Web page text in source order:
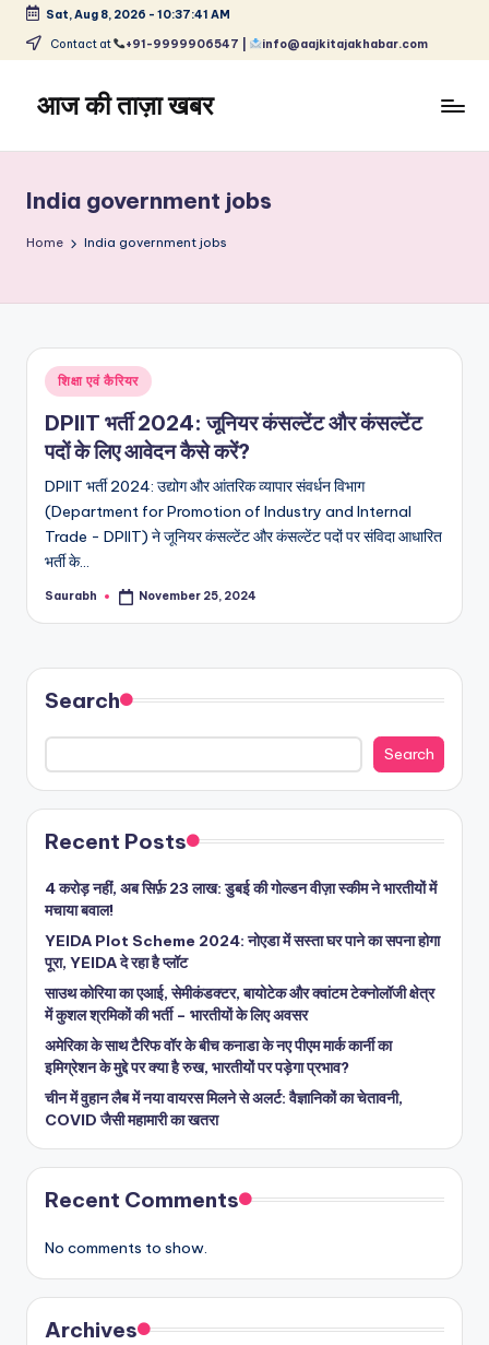
Skip
content
Sat, Aug 8, 2026 - 10:37:42 AM
Contact at +91-9999906547 | info@aajkitajakhabar.com
आज की ताज़ा खबर
ताज़ा
समाचार
–
और
विश्व
India government jobs
Home India government jobs
Posted
in
शिक्षा एवं कैरियर
DPIIT भर्ती 2024: जूनियर कंसल्टेंट और कंसल्टेंट
पदों के लिए आवेदन कैसे करें?
DPIIT भर्ती 2024: उद्योग और आंतरिक व्यापार संवर्धन विभाग
(Department for Promotion of Industry and Internal
Trade - DPIIT) ने जूनियर कंसल्टेंट और कंसल्टेंट पदों पर संविदा आधारित
भर्ती के…
Posted
Saurabh November 25, 2024
Search
Search
Recent Posts
4 करोड़ नहीं, अब सिर्फ़ 23 लाख: डुबई की गोल्डन वीज़ा स्कीम ने भारतीयों में
मचाया बवाल!
YEIDA Plot Scheme 2024: नोएडा में सस्ता घर पाने का सपना होगा
पूरा, YEIDA दे रहा है प्लॉट
साउथ कोरिया का एआई, सेमीकंडक्टर, बायोटेक और क्वांटम टेक्नोलॉजी क्षेत्र
में कुशल श्रमिकों की भर्ती – भारतीयों के लिए अवसर
अमेरिका के साथ टैरिफ वॉर के बीच कनाडा के नए पीएम मार्क कार्नी का
इमिग्रेशन के मुद्दे पर क्या है रुख, भारतीयों पर पड़ेगा प्रभाव?
चीन में वुहान लैब में नया वायरस मिलने से अलर्ट: वैज्ञानिकों का चेतावनी,
COVID जैसी महामारी का खतरा
Recent Comments
No comments to show.
Archives